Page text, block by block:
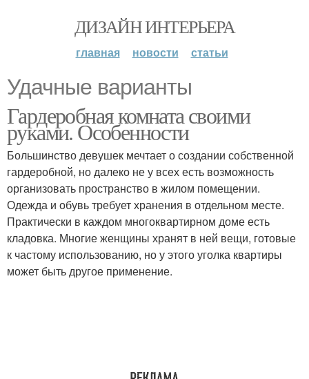
ДИЗАЙН ИНТЕРЬЕРА
главная новости статьи
Удачные варианты
Гардеробная комната своими
руками. Особенности
Большинство девушек мечтает о создании собственной
гардеробной, но далеко не у всех есть возможность
организовать пространство в жилом помещении.
Одежда и обувь требует хранения в отдельном месте.
Практически в каждом многоквартирном доме есть
кладовка. Многие женщины хранят в ней вещи, готовые
к частому использованию, но у этого уголка квартиры
может быть другое применение.